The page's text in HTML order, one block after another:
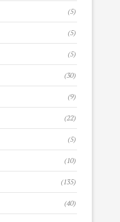
(5)
(5)
(5)
(30)
(9)
(22)
(5)
(10)
(135)
(40)